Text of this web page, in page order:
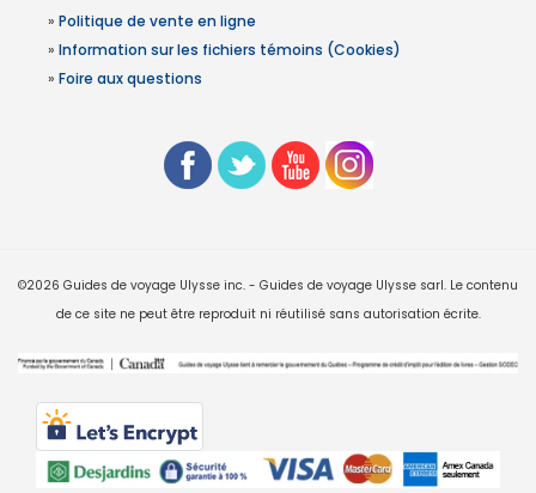
» Politique de vente en ligne
» Information sur les fichiers témoins (Cookies)
» Foire aux questions
©2026 Guides de voyage Ulysse inc. - Guides de voyage Ulysse sarl. Le contenu
de ce site ne peut être reproduit ni réutilisé sans autorisation écrite.